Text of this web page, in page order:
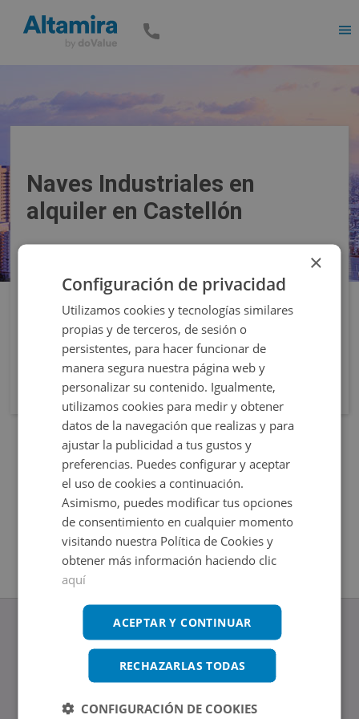
Naves Industriales en
alquiler en Castellón
Filtros
www.altamirainmuebles.com
Edificio Skylight
Avenida de Manoteras 14-16, 28050, Madrid
×
Configuración de privacidad
Utilizamos cookies y tecnologías similares
propias y de terceros, de sesión o
persistentes, para hacer funcionar de
manera segura nuestra página web y
personalizar su contenido. Igualmente,
utilizamos cookies para medir y obtener
datos de la navegación que realizas y para
ajustar la publicidad a tus gustos y
preferencias. Puedes configurar y aceptar
el uso de cookies a continuación.
Asimismo, puedes modificar tus opciones
de consentimiento en cualquier momento
visitando nuestra Política de Cookies y
obtener más información haciendo clic
aquí
ACEPTAR Y CONTINUAR
RECHAZARLAS TODAS
CONFIGURACIÓN DE COOKIES